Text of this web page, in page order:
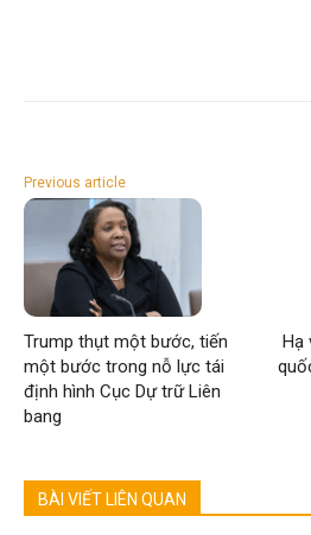
Previous article
Trump thụt một bước, tiến
một bước trong nỗ lực tái
định hình Cục Dự trữ Liên
bang
Hạ
BÀI VIẾT LIÊN QUAN